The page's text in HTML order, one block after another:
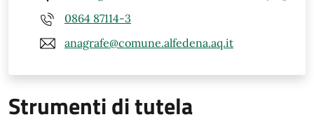
0864 87114-3
anagrafe@comune.alfedena.aq.it
Strumenti di tutela